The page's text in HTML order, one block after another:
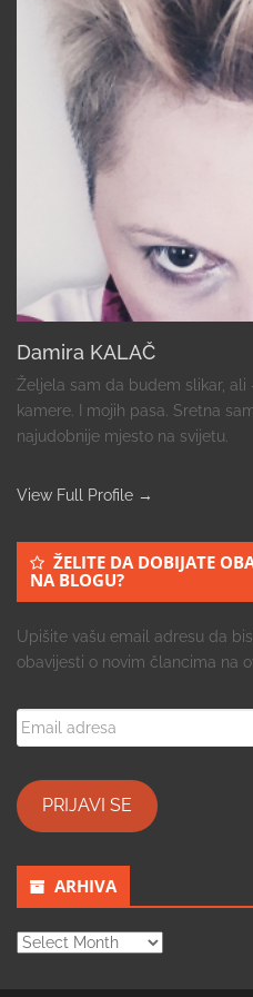
Damira KALAČ
Željela sam da budem slikar,
kamere. I mojih pasa. Sretna
najudobnije mjesto na svijetu.
View Full Profile →
ŽELITE DA DOBIJATE
NA BLOGU?
Upišite vašu email adresu da
obavijesti o novim člancima na
Email
adresa
PRIJAVI SE
ARHIVA
ARHIVA